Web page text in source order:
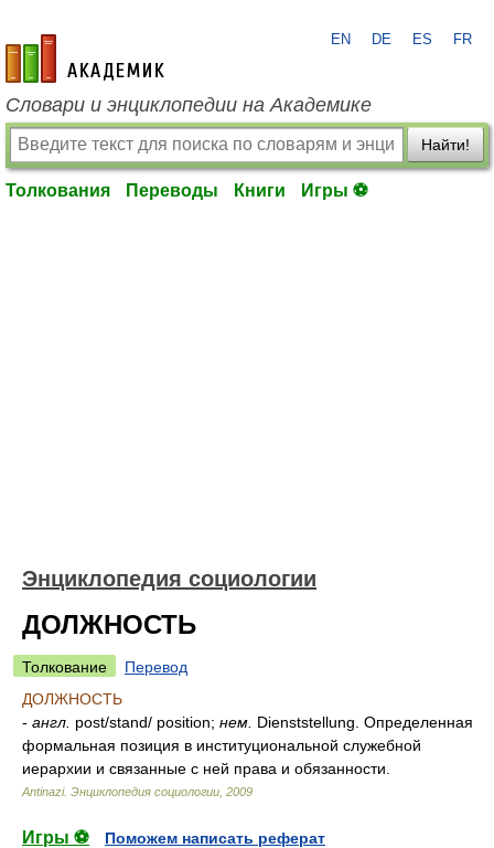
academic.ru
EN DE ES FR
Словари и энциклопедии на Академике
Найти!
Толкования Переводы Книги Игры ⚽
Энциклопедия социологии
ДОЛЖНОСТЬ
Толкование
Перевод
ДОЛЖНОСТЬ
- англ. post/stand/ position; нем. Dienststellung. Определенная
формальная позиция в институциональной служебной
иерархии и связанные с ней права и обязанности.
Antinazi. Энциклопедия социологии 2009
Игры ⚽
Поможем написать реферат